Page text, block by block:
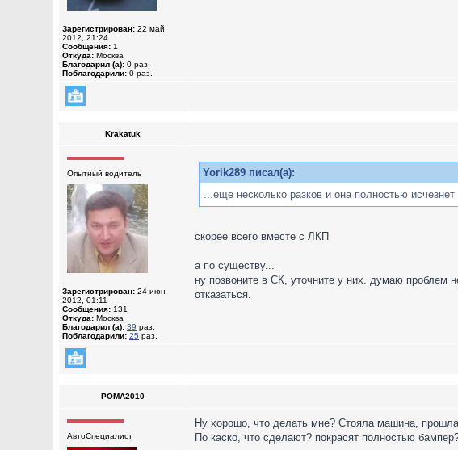
Зарегистрирован: 22 май
2012, 21:24
Сообщения: 1
Откуда: Москва
Благодарил (а): 0 раз.
Поблагодарили: 0 раз.
Krakatuk
Опытный водитель
Зарегистрирован: 24 июн
2012, 01:11
Сообщения: 131
Откуда: Москва
Благодарил (а): 39 раз.
Поблагодарили: 25 раз.
Yorik289 писал(а):
...еще несколько разков и она полностью исчезнет
скорее всего вместе с ЛКП
а по существу...
ну позвоните в СК, уточните у них. думаю проблем
отказаться.
POMA2010
АвтоСпециалист
Ну хорошо, что делать мне? Стояла машина,
По каско, что сделают? покрасят полностью